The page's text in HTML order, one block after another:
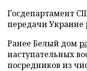
Госдепартамент
передачи Украине
Ранее Белый дом
наступательных
посредников из